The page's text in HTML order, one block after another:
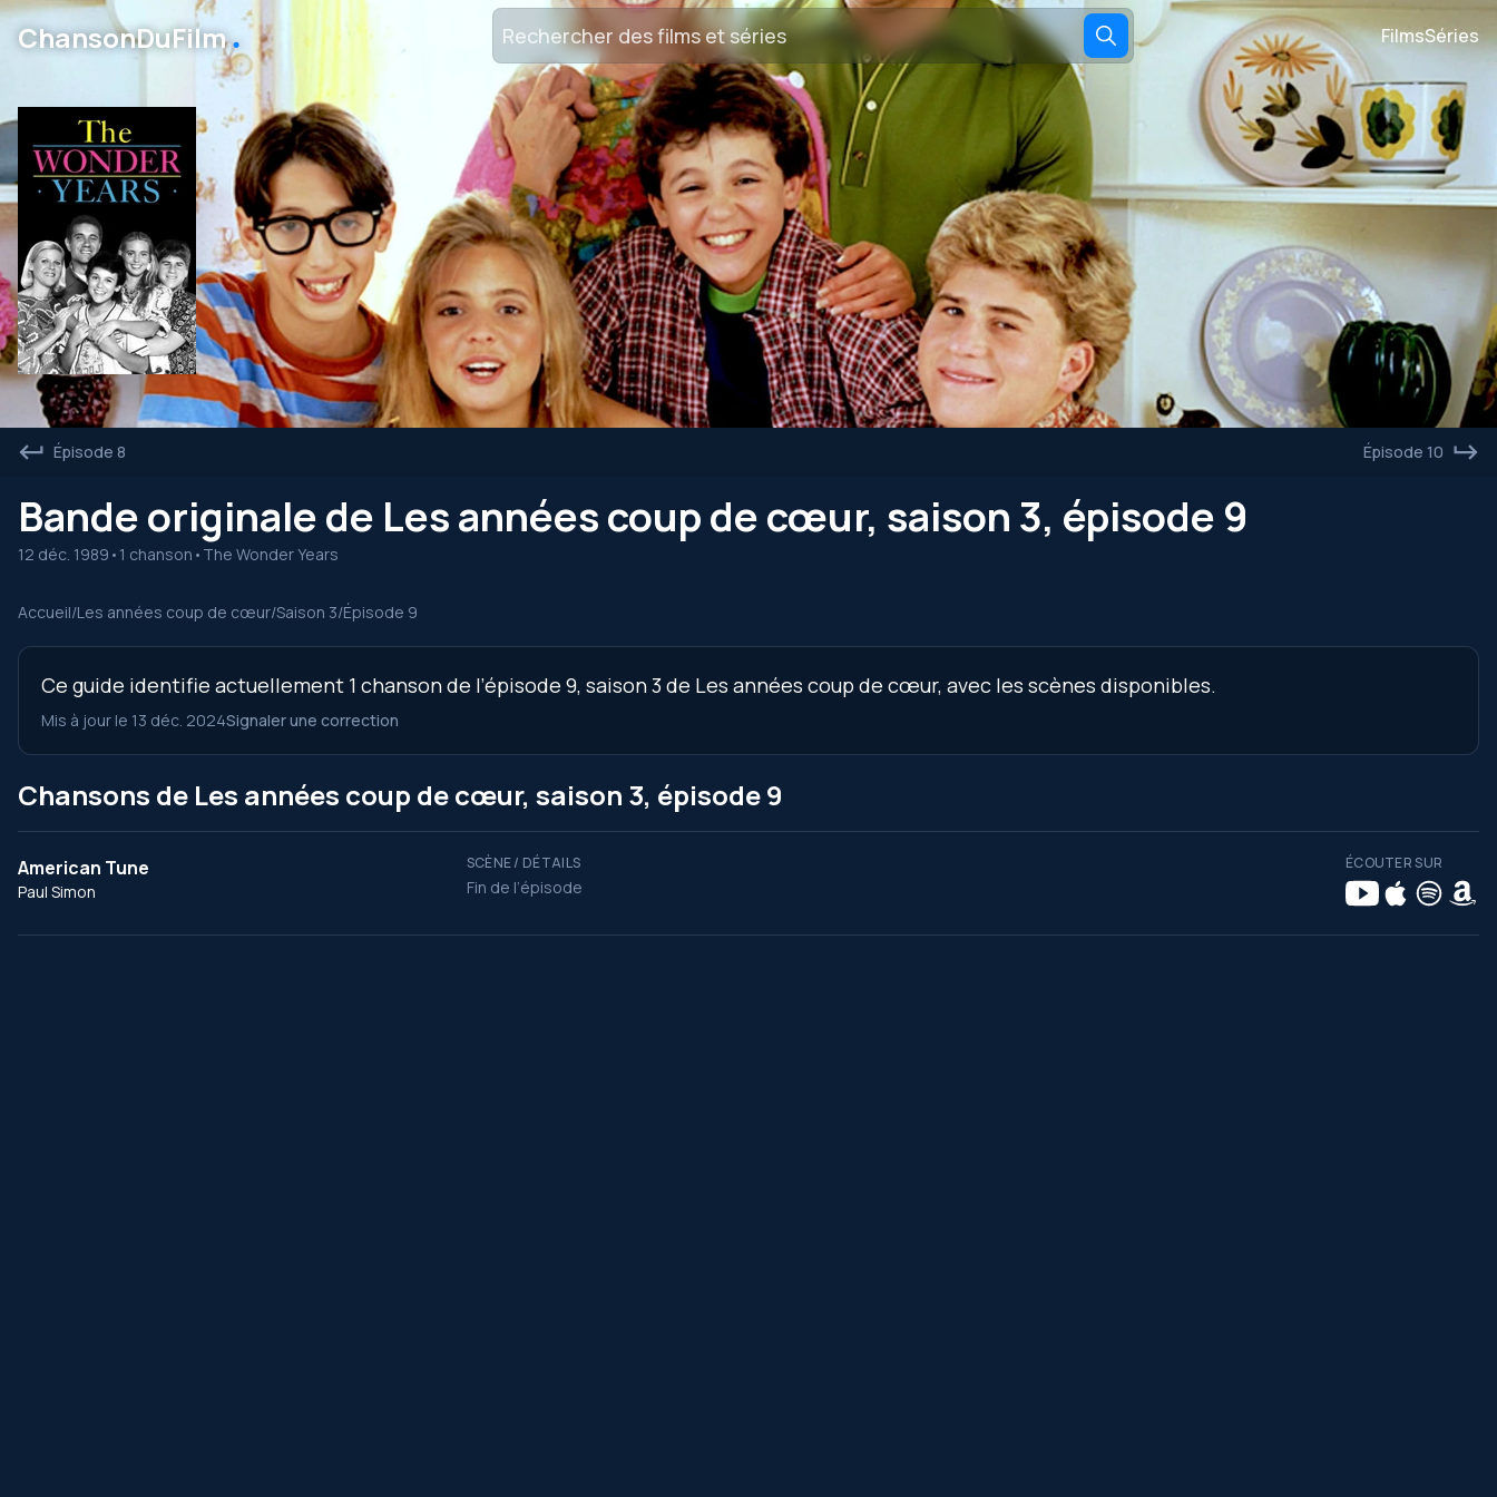
ChansonDuFilm․ FilmsSéries
Épisode 8 Épisode 10
Bande originale de Les années coup de cœur, saison 3, épisode 9
12 déc. 1989 • 1 chanson • The Wonder Years
Accueil/Les années coup de cœur/Saison 3/Épisode 9
Ce guide identifie actuellement 1 chanson de l’épisode 9, saison 3 de Les années coup de cœur, avec les scènes disponibles.
Mis à jour le 13 déc. 2024Signaler une correction
Chansons de Les années coup de cœur, saison 3, épisode 9
American Tune
Paul Simon
SCÈNE / DÉTAILS
Fin de l’épisode
ÉCOUTER SUR